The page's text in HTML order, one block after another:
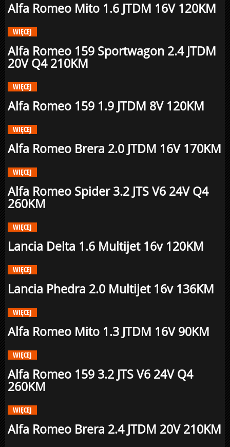
Alfa Romeo Mito 1.6 JTDM 16V 120KM
WIĘCEJ
Alfa Romeo 159 Sportwagon 2.4 JTDM
20V Q4 210KM
WIĘCEJ
Alfa Romeo 159 1.9 JTDM 8V 120KM
WIĘCEJ
Alfa Romeo Brera 2.0 JTDM 16V 170KM
WIĘCEJ
Alfa Romeo Spider 3.2 JTS V6 24V Q4
260KM
WIĘCEJ
Lancia Delta 1.6 Multijet 16v 120KM
WIĘCEJ
Lancia Phedra 2.0 Multijet 16v 136KM
WIĘCEJ
Alfa Romeo Mito 1.3 JTDM 16V 90KM
WIĘCEJ
Alfa Romeo 159 3.2 JTS V6 24V Q4
260KM
WIĘCEJ
Alfa Romeo Brera 2.4 JTDM 20V 210KM